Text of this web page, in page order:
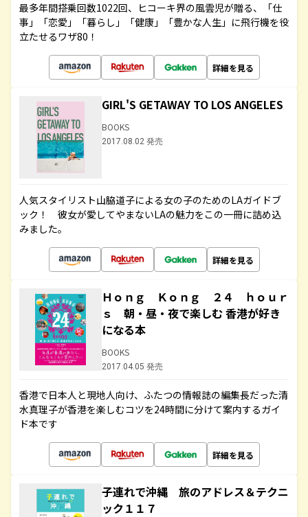
最多年間搭乗回数1022回、ヒコーキ界の風雲児が贈る、「仕
事」「恋愛」「暮らし」「健康」「豊かな人生」に飛行機を役
立たせるワザ80！
詳細を見る
GIRL'S GETAWAY TO LOS ANGELES
BOOKS
2017.08.02 発売
人気スタイリスト山脇道子による女の子のためのLAガイドブ
ック！ 彼女が愛してやまないLAの魅力をこの一冊に詰め込
みました。
詳細を見る
Ｈｏｎｇ Ｋｏｎｇ ２４ ｈｏｕｒ
ｓ 朝・昼・夜で楽しむ 香港が好き
になる本
BOOKS
2017.04.05 発売
香港で日本人と現地人向け、ふたつの情報誌の編集長だった清
水真理子が香港を楽しむコツを24時間に分けて案内するガイ
ド本です
詳細を見る
子連れで沖縄 旅のアドレス＆テクニ
ック１１７